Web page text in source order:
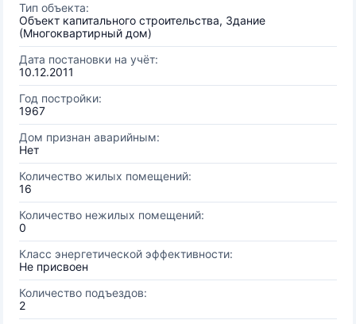
Тип объекта:
Объект капитального строительства, Здание
(Многоквартирный дом)
Дата постановки на учёт:
10.12.2011
Год постройки:
1967
Дом признан аварийным:
Нет
Количество жилых помещений:
16
Количество нежилых помещений:
0
Класс энергетической эффективности:
Не присвоен
Количество подъездов:
2